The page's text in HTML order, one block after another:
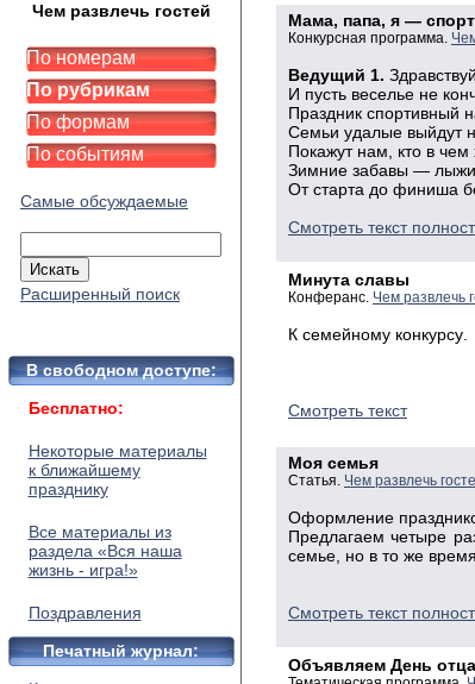
Чем развлечь гостей
По номерам
По рубрикам
По формам
По событиям
Самые обсуждаемые
Расширенный поиск
В свободном доступе:
Бесплатно:
Некоторые материалы
к ближайшему
празднику
Все материалы из
раздела «Вся наша
жизнь - игра!»
Поздравления
Печатный журнал:
Мама, папа, я —
Конкурсная программа.
Ведущий 1.
И пусть веселье не
Праздник спортивный
Семьи удалые выйдут
Покажут нам, кто в чем
Зимние забавы — лыжи
От старта до финиша
Смотреть текст
Минута славы
Конферанс. Чем развлечь
К семейному конкурсу
Смотреть текст
Моя семья
Статья. Чем развлечь
Оформление
Предлагаем четыре
семье, но в то же
Смотреть текст
Объявляем День отца